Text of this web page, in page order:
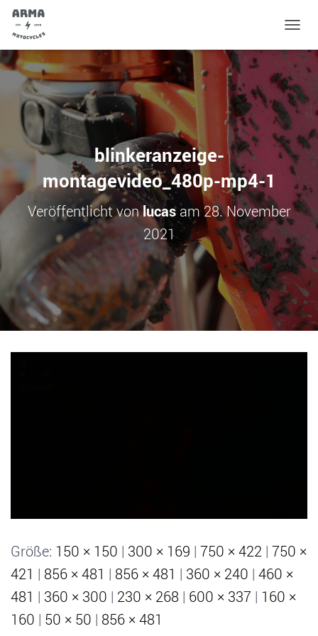
A
V
I
G
A
T
N
U
M
C
H
A
L
E
blinkeranzeige-
montagevideo_480p-mp4-1
Veröffentlicht vonlucasam28. November
2021
Größe: 150 × 150 | 300 × 169 | 750 × 422 | 750 ×
421 | 856 × 481 | 856 × 481 | 360 × 240 | 460 ×
481 | 360 × 300 | 230 × 268 | 600 × 337 | 160 ×
160 | 50 × 50 | 856 × 481